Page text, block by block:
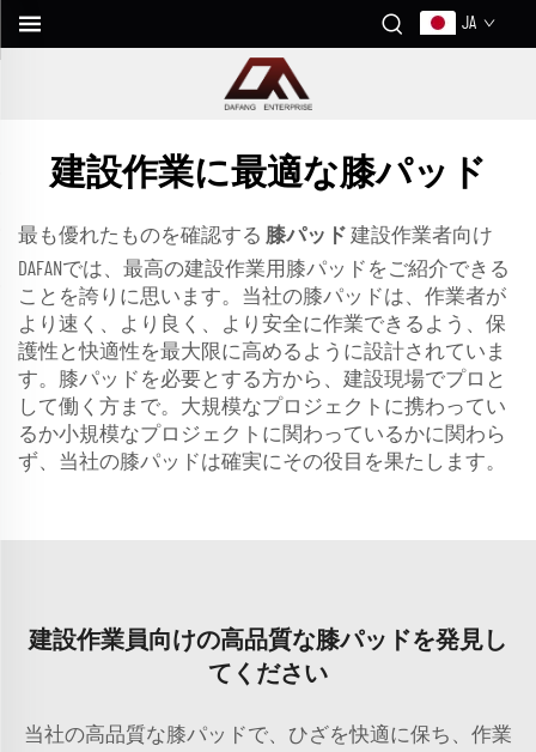
JA
建設作業に最適な膝パッド
最も優れたものを確認する 膝パッド 建設作業者向け
DAFANでは、最高の建設作業用膝パッドをご紹介できる
ことを誇りに思います。当社の膝パッドは、作業者が
より速く、より良く、より安全に作業できるよう、保
護性と快適性を最大限に高めるように設計されていま
す。膝パッドを必要とする方から、建設現場でプロと
して働く方まで。大規模なプロジェクトに携わってい
るか小規模なプロジェクトに関わっているかに関わら
ず、当社の膝パッドは確実にその役目を果たします。
建設作業員向けの高品質な膝パッドを発見し
てください
当社の高品質な膝パッドで、ひざを快適に保ち、作業